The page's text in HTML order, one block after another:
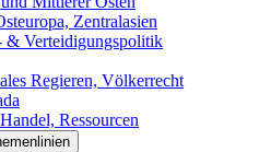
Zentralasien
& Verteidigungspolitik
Regieren, Völkerrecht
Ressourcen